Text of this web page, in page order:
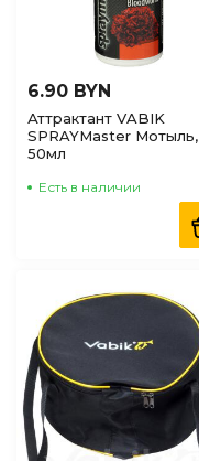
6.90 BYN
Аттрактант VABIK
SPRAYMaster Мотыль,
50мл
Есть в наличии